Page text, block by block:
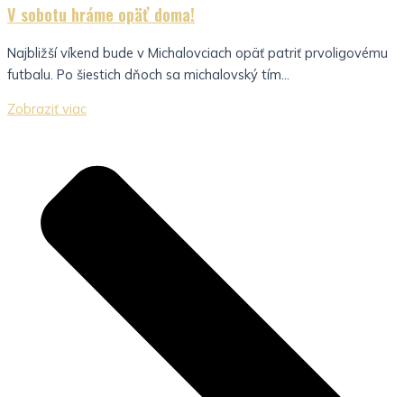
V sobotu hráme opäť doma!
Najbližší víkend bude v Michalovciach opäť patriť prvoligovému
futbalu. Po šiestich dňoch sa michalovský tím...
Zobraziť viac